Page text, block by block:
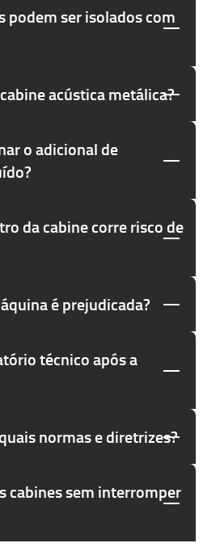
podem ser isolados com
acústica metálica?
o adicional de
da cabine corre risco de
é prejudicada?
técnico após a
normas e diretrizes?
cabines sem interromper